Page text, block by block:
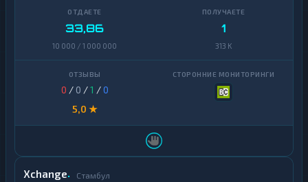
33,86
10 000 / 1 000 000
1
313 K
0 / 0 /1 /0
5,0 ★
Xchange Стамбул